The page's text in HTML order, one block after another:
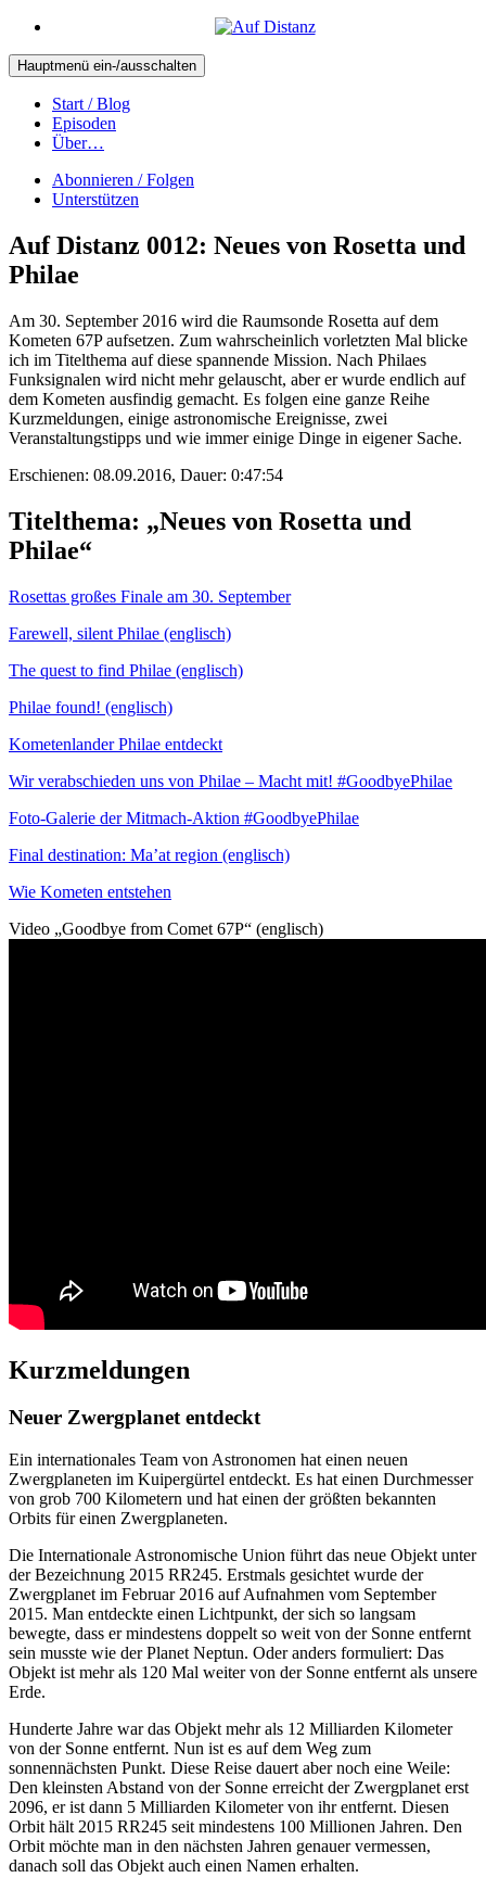
Hauptmenü ein-/ausschalten
Start / Blog
Episoden
Über…
Abonnieren / Folgen
Unterstützen
Auf Distanz 0012: Neues von Rosetta und
Philae
Am 30. September 2016 wird die Raumsonde Rosetta auf dem
Kometen 67P aufsetzen. Zum wahrscheinlich vorletzten Mal blicke
ich im Titelthema auf diese spannende Mission. Nach Philaes
Funksignalen wird nicht mehr gelauscht, aber er wurde endlich auf
dem Kometen ausfindig gemacht. Es folgen eine ganze Reihe
Kurzmeldungen, einige astronomische Ereignisse, zwei
Veranstaltungstipps und wie immer einige Dinge in eigener Sache.
Erschienen: 08.09.2016, Dauer: 0:47:54
Titelthema: „Neues von Rosetta und
Philae“
Rosettas großes Finale am 30. September
Farewell, silent Philae (englisch)
The quest to find Philae (englisch)
Philae found! (englisch)
Kometenlander Philae entdeckt
Wir verabschieden uns von Philae – Macht mit! #GoodbyePhilae
Foto-Galerie der Mitmach-Aktion #GoodbyePhilae
Final destination: Ma’at region (englisch)
Wie Kometen entstehen
Video „Goodbye from Comet 67P“ (englisch)
Kurzmeldungen
Neuer Zwergplanet entdeckt
Ein internationales Team von Astronomen hat einen neuen
Zwergplaneten im Kuipergürtel entdeckt. Es hat einen Durchmesser
von grob 700 Kilometern und hat einen der größten bekannten
Orbits für einen Zwergplaneten.
Die Internationale Astronomische Union führt das neue Objekt unter
der Bezeichnung 2015 RR245. Erstmals gesichtet wurde der
Zwergplanet im Februar 2016 auf Aufnahmen vom September
2015. Man entdeckte einen Lichtpunkt, der sich so langsam
bewegte, dass er mindestens doppelt so weit von der Sonne entfernt
sein musste wie der Planet Neptun. Oder anders formuliert: Das
Objekt ist mehr als 120 Mal weiter von der Sonne entfernt als unsere
Erde.
Hunderte Jahre war das Objekt mehr als 12 Milliarden Kilometer
von der Sonne entfernt. Nun ist es auf dem Weg zum
sonnennächsten Punkt. Diese Reise dauert aber noch eine Weile:
Den kleinsten Abstand von der Sonne erreicht der Zwergplanet erst
2096, er ist dann 5 Milliarden Kilometer von ihr entfernt. Diesen
Orbit hält 2015 RR245 seit mindestens 100 Millionen Jahren. Den
Orbit möchte man in den nächsten Jahren genauer vermessen,
danach soll das Objekt auch einen Namen erhalten.